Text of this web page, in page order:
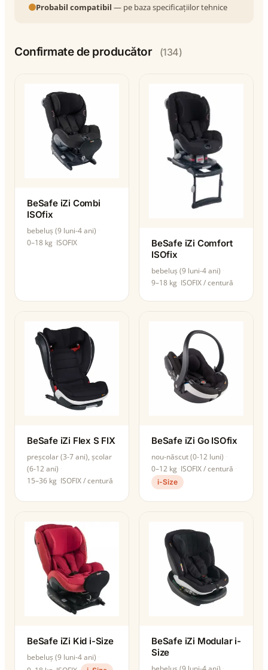
Probabil compatibil — pe baza specificațiilor tehnice
Confirmate de producător (134)
BeSafe iZi Combi
ISOfix
bebeluș (9 luni-4 ani)
0–18 kg ISOFIX
BeSafe iZi Comfort
ISOfix
bebeluș (9 luni-4 ani)
9–18 kg ISOFIX / centură
BeSafe iZi Flex S FIX
preșcolar (3-7 ani), școlar
(6-12 ani)
15–36 kg ISOFIX / centură
BeSafe iZi Go ISOfix
nou-născut (0-12 luni)
0–12 kg ISOFIX / centură
i-Size
BeSafe iZi Kid i-Size
bebeluș (9 luni-4 ani)
BeSafe iZi Modular i-
Size